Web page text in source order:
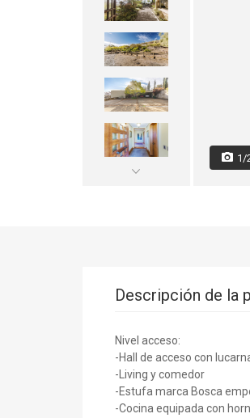
1/
Descripción de la
Nivel acceso:
-Hall de acceso con
-Living y comedor
-Estufa marca Bosca
-Cocina equipada con